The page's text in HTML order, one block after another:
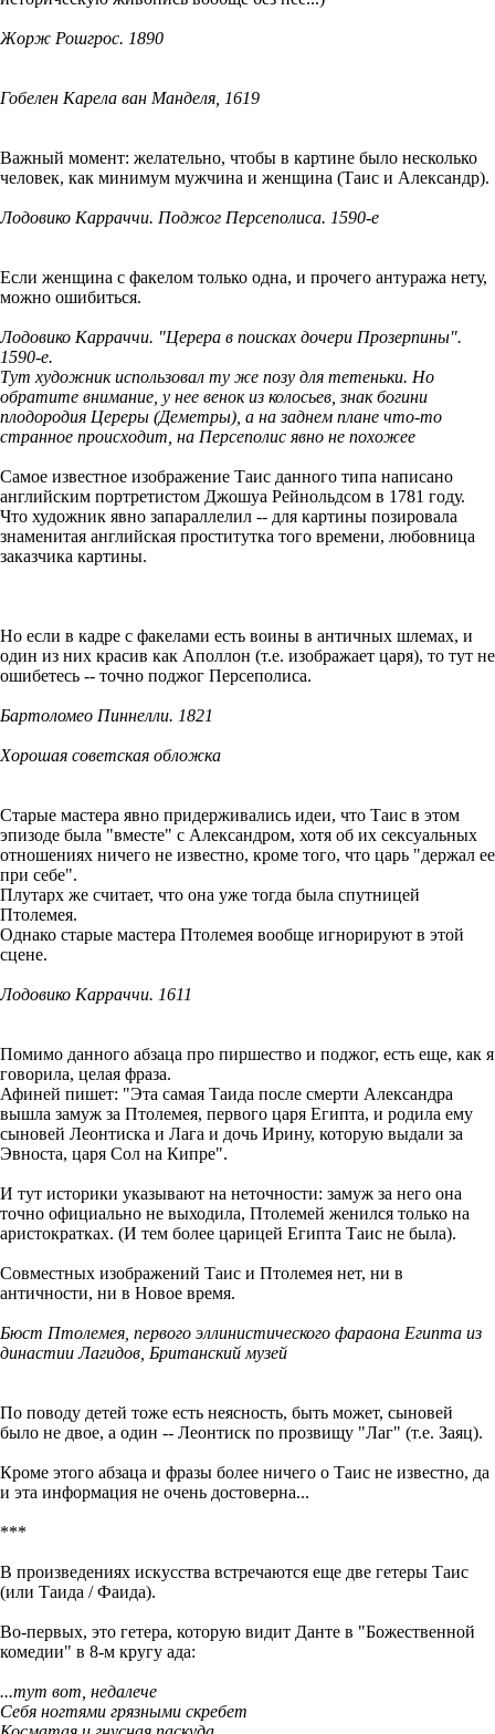
Жорж Рошгрос. 1890
Гобелен Карела ван Манделя, 1619
Важный момент: желательно, чтобы в картине было несколько
человек, как минимум мужчина и женщина (Таис и Александр).
Лодовико Карраччи. Поджог Персеполиса. 1590-е
Если женщина с факелом только одна, и прочего антуража нету,
можно ошибиться.
Лодовико Карраччи. "Церера в поисках дочери Прозерпины".
1590-е.
Тут художник использовал ту же позу для тетеньки. Но
обратите внимание, у нее венок из колосьев, знак богини
плодородия Цереры (Деметры), а на заднем плане что-то
странное происходит, на Персеполис явно не похожее
Самое известное изображение Таис данного типа написано
английским портретистом Джошуа Рейнольдсом в 1781 году.
Что художник явно запараллелил -- для картины позировала
знаменитая английская проститутка того времени, любовница
заказчика картины.
Но если в кадре с факелами есть воины в античных шлемах, и
один из них красив как Аполлон (т.е. изображает царя), то тут не
ошибетесь -- точно поджог Персеполиса.
Бартоломео Пиннелли. 1821
Хорошая советская обложка
Старые мастера явно придерживались идеи, что Таис в этом
эпизоде была "вместе" с Александром, хотя об их сексуальных
отношениях ничего не известно, кроме того, что царь "держал ее
при себе".
Плутарх же считает, что она уже тогда была спутницей
Птолемея.
Однако старые мастера Птолемея вообще игнорируют в этой
сцене.
Лодовико Карраччи. 1611
Помимо данного абзаца про пиршество и поджог, есть еще, как я
говорила, целая фраза.
Афиней пишет: "Эта самая Таида после смерти Александра
вышла замуж за Птолемея, первого царя Египта, и родила ему
сыновей Леонтиска и Лага и дочь Ирину, которую выдали за
Эвноста, царя Сол на Кипре".
И тут историки указывают на неточности: замуж за него она
точно официально не выходила, Птолемей женился только на
аристократках. (И тем более царицей Египта Таис не была).
Совместных изображений Таис и Птолемея нет, ни в
античности, ни в Новое время.
Бюст Птолемея, первого эллинистического фараона Египта из
династии Лагидов, Британский музей
По поводу детей тоже есть неясность, быть может, сыновей
было не двое, а один -- Леонтиск по прозвищу "Лаг" (т.е. Заяц).
Кроме этого абзаца и фразы более ничего о Таис не известно, да
и эта информация не очень достоверна...
***
В произведениях искусства встречаются еще две гетеры Таис
(или Таида / Фаида).
Во-первых, это гетера, которую видит Данте в "Божественной
комедии" в 8-м кругу ада:
...тут вот, недалече
Себя ногтями грязными скребет